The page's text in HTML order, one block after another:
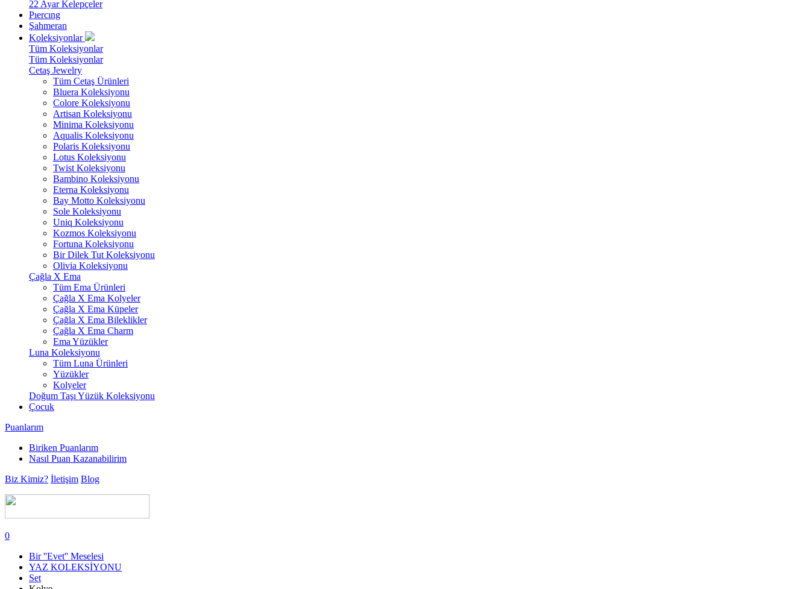
22 Ayar Kelepçeler
Pıercıng
Şahmeran
Koleksiyonlar
Tüm Koleksiyonlar
Tüm Koleksiyonlar
Cetaş Jewelry
Tüm Cetaş Ürünleri
Bluera Koleksiyonu
Colore Koleksiyonu
Artisan Koleksiyonu
Minima Koleksiyonu
Aqualis Koleksiyonu
Polaris Koleksiyonu
Lotus Koleksiyonu
Twist Koleksiyonu
Bambino Koleksiyonu
Eterna Koleksiyonu
Bay Motto Koleksiyonu
Sole Koleksiyonu
Uniq Koleksiyonu
Kozmos Koleksiyonu
Fortuna Koleksiyonu
Bir Dilek Tut Koleksiyonu
Olivia Koleksiyonu
Çağla X Ema
Tüm Ema Ürünleri
Çağla X Ema Kolyeler
Çağla X Ema Küpeler
Çağla X Ema Bileklikler
Çağla X Ema Charm
Ema Yüzükler
Luna Koleksiyonu
Tüm Luna Ürünleri
Yüzükler
Kolyeler
Doğum Taşı Yüzük Koleksiyonu
Çocuk
Puanlarım
Biriken Puanlarım
Nasıl Puan Kazanabilirim
Biz Kimiz? İletişim Blog
0
Bir ''Evet'' Meselesi
YAZ KOLEKSİYONU
Set